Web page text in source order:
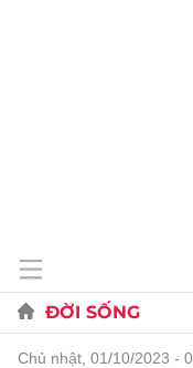
ĐỜI SỐNG
chủ nhật, 01/10/2023 -